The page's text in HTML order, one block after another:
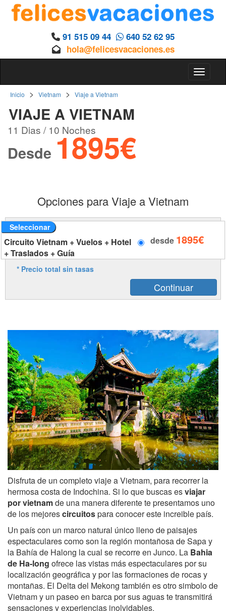
91 515 09 44
640 52 62 95
hola@felicesvacaciones.es
Inicio > Vietnam > Viaje a Vietnam
VIAJE A VIETNAM
11 Dias / 10 Noches
Desde 1895€
Opciones para Viaje a Vietnam
Seleccionar
Circuito Vietnam + Vuelos + Hotel
+ Traslados + Guía
desde 1895€
* Precio total sin tasas
Disfruta de un completo viaje a Vietnam, para recorrer la
hermosa costa de Indochina. Si lo que buscas esviajar
por vietnamde una manera diferente te presentamos uno
de los mejorescircuitospara conocer este increible país.
Un país con un marco natural único lleno de paisajes
espectaculares como son la región montañosa de Sapa y
la Bahía de Halong la cual se recorre en Junco. La Bahia
de Ha-long ofrece las vistas más espectaculares por su
localización geográfica y por las formaciones de rocas y
montañas. El Delta del Mekong también es otro simbolo de
Vietnam y un paseo en barca por sus aguas te transmitirá
sensaciones y experiencias inolvidables.